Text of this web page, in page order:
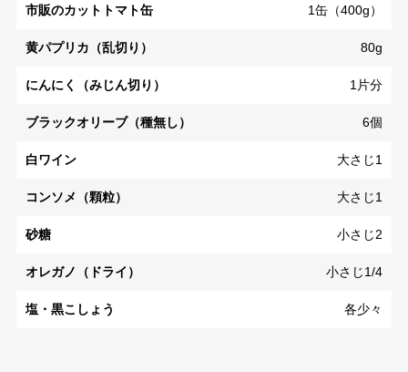
市販のカットトマト缶 1缶（400g）
黄パプリカ（乱切り） 80g
にんにく（みじん切り） 1片分
ブラックオリーブ（種無し） 6個
白ワイン 大さじ1
コンソメ（顆粒） 大さじ1
砂糖 小さじ2
オレガノ（ドライ） 小さじ1/4
塩・黒こしょう 各少々